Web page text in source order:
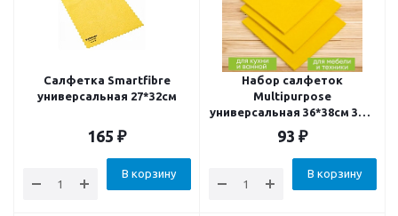
Салфетка Smartfibre
универсальная 27*32см
165 ₽
В корзину
Набор салфеток
Multipurpose
универсальная 36*38см 3шт
(24)
93 ₽
В корзину